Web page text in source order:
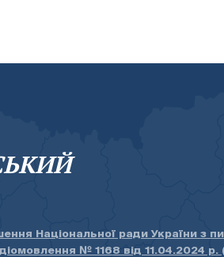
Національної ради України з
№ 1168 від 11.04.2024 р.